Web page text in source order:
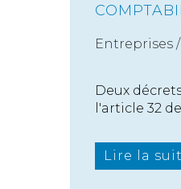
Entreprises /
Deux
l'article 32
Lire la